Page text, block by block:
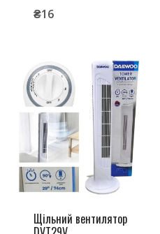
₴16
Щільний вентилятор